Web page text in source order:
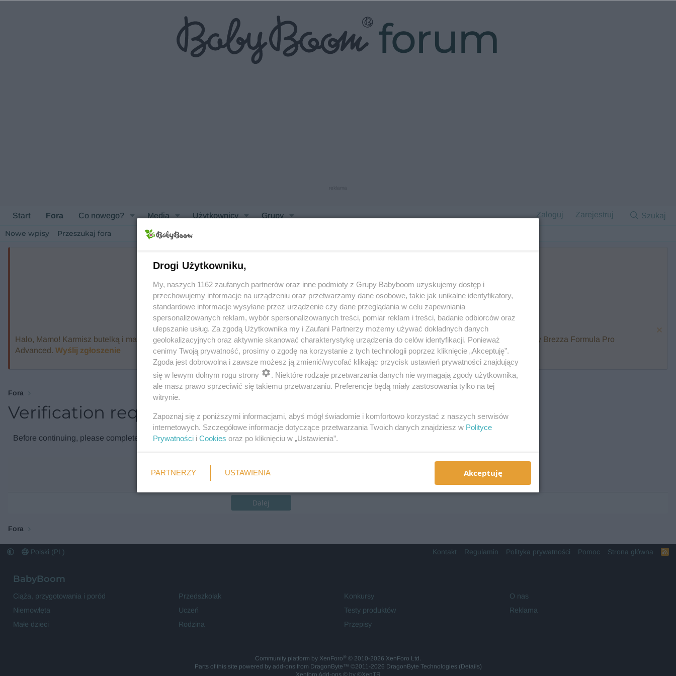
forum
Start Fora Co nowego? Media Użytkownicy Grupy Zaloguj Zarejestruj Szukaj
Nowe wpisy Przeszukaj fora
Halo, Mamo! Karmisz butelką i marzysz o ekspresie, który przygotuje mleko w kilka sekund? Opowiedz historię nocnego karmienia i zawalcz o Baby Brezza Formula Pro
Advanced. Wyślij zgłoszenie
reklama
Fora
Verification required
Before continuing, please complete the verification check.
Weryfikacja
Wymagane
Dalej
Fora
Polski (PL) Kontakt Regulamin Polityka prywatności Pomoc Strona główna
R
BabyBoom
Ciąża, przygotowania i poród
Niemowlęta
Małe dzieci
Przedszkolak
Uczeń
Rodzina
Konkursy
Testy produktów
Przepisy
O nas
Reklama
Community platform by XenForo® © 2010-2026 XenForo Ltd.
Parts of this site powered by add-ons from DragonByte™ ©2011-2026 DragonByte Technologies(Details)
Xenforo Add-ons© by ©XenTR
Drogi Użytkowniku,
My, naszych 1162 zaufanych partnerów oraz inne podmioty z Grupy Babyboom uzyskujemy dostęp i
przechowujemy informacje na urządzeniu oraz przetwarzamy dane osobowe, takie jak unikalne identyfikatory,
standardowe informacje wysyłane przez urządzenie czy dane przeglądania w celu zapewniania
spersonalizowanych reklam, wybór spersonalizowanych treści, pomiar reklam i treści, badanie odbiorców oraz
ulepszanie usług. Za zgodą Użytkownika my i Zaufani Partnerzy możemy używać dokładnych danych
geolokalizacyjnych oraz aktywnie skanować charakterystykę urządzenia do celów identyfikacji. Ponieważ
cenimy Twoją prywatność, prosimy o zgodę na korzystanie z tych technologii poprzez kliknięcie „Akceptuję”.
Zgoda jest dobrowolna i zawsze możesz ją zmienić/wycofać klikając przycisk ustawień prywatności znajdujący
się w lewym dolnym rogu strony
. Niektóre rodzaje przetwarzania danych nie wymagają zgody użytkownika,
ale masz prawo sprzeciwić się takiemu przetwarzaniu. Preferencje będą miały zastosowania tylko na tej
witrynie.
Zapoznaj się z poniższymi informacjami, abyś mógł świadomie i komfortowo korzystać z naszych serwisów
internetowych. Szczegółowe informacje dotyczące przetwarzania Twoich danych znajdziesz w Polityce
Prywatności i Cookies oraz po kliknięciu w „Ustawienia”.
PARTNERZY USTAWIENIA Akceptuję